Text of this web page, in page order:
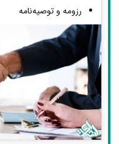
رزومه و توصیه‌نامه